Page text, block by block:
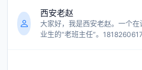
西安老赵
大家好，我是西安老赵。一个
业生的“老班主任”。